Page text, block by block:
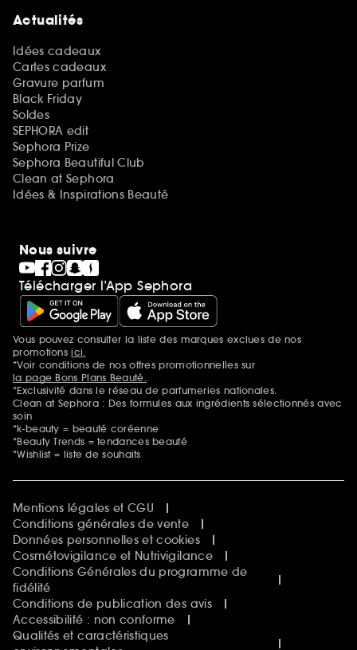
Actualités
Idées cadeaux
Cartes cadeaux
Gravure parfum
Black Friday
Soldes
SEPHORA edit
Sephora Prize
Sephora Beautiful Club
Clean at Sephora
Idées & Inspirations Beauté
Nous suivre
Télécharger l’App Sephora
Mentions additionnelles
Vous pouvez consulter la liste des marques exclues de nos
promotionsici.
*Voir conditions de nos offres promotionnelles sur
la page Bons Plans Beauté.
*Exclusivité dans le réseau de parfumeries nationales.
Clean at Sephora : Des formules aux ingrédients sélectionnés avec
soin
*k-beauty = beauté coréenne
*Beauty Trends = tendances beauté
*Wishlist = liste de souhaits
Mentions légales et CGU
Conditions générales de vente
Données personnelles et cookies
Cosmétovigilance et Nutrivigilance
Conditions Générales du programme de
fidélité
Conditions de publication des avis
Accessibilité : non conforme
Qualités et caractéristiques